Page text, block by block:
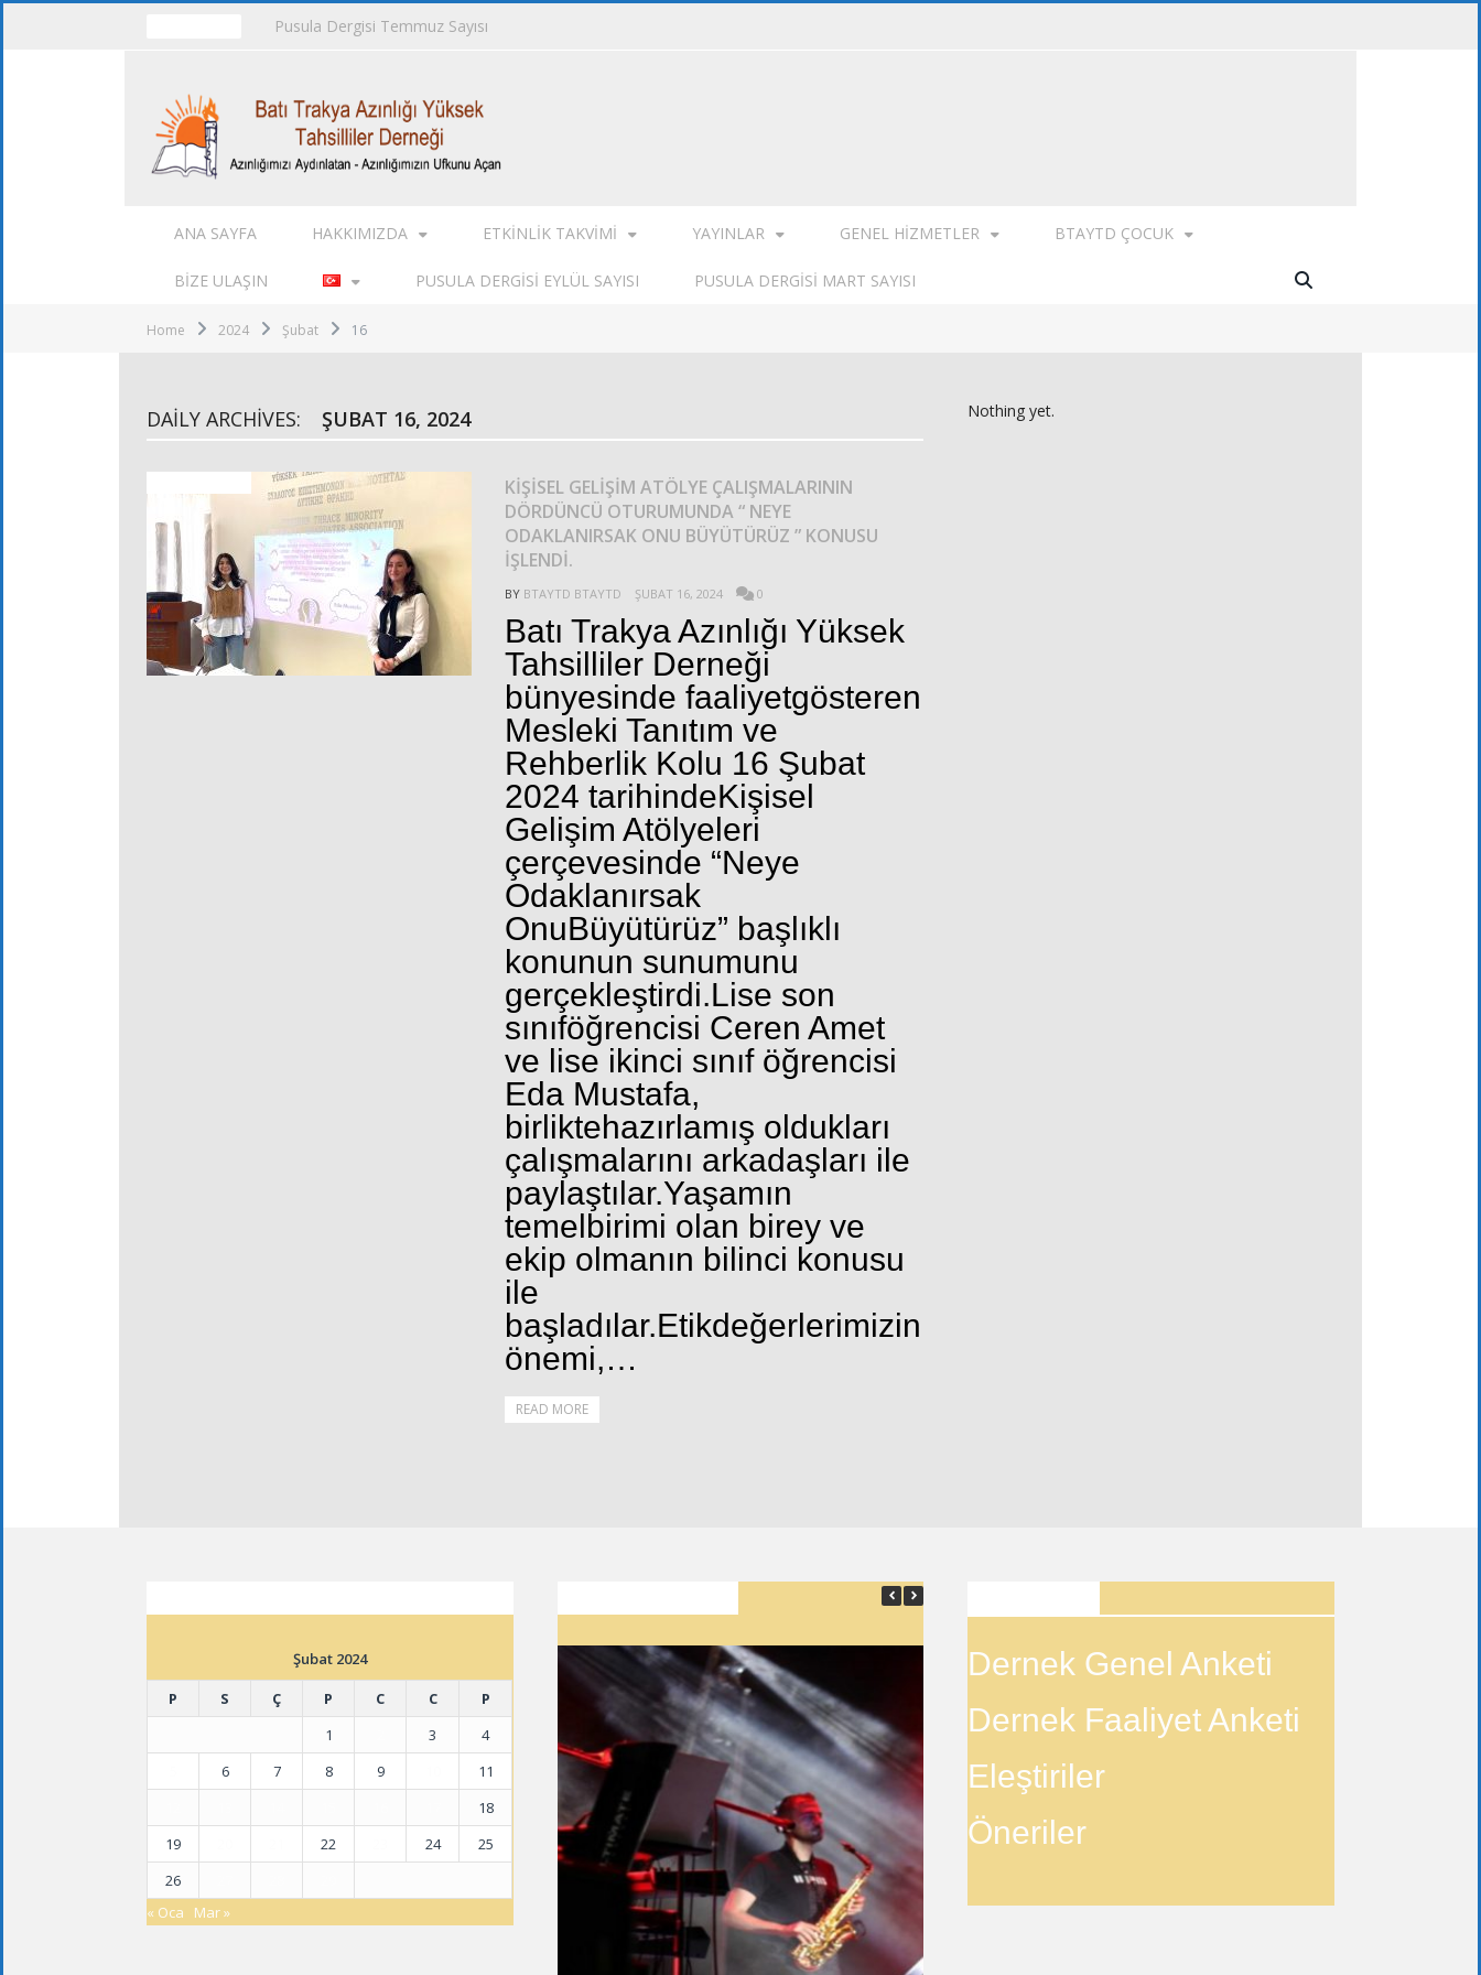
Pusula Dergisi Temmuz Sayısı
ANA SAYFA HAKKIMIZDA ETKINLIK TAKVIMI YAYINLAR GENEL HIZMETLER BTAYTD ÇOCUK
BIZE ULAŞIN PUSULA DERGISI EYLÜL SAYISI PUSULA DERGISI MART SAYISI
Home 2024 Şubat 16
DAILY ARCHIVES: ŞUBAT 16, 2024
KİŞİSEL GELİŞİM ATÖLYE ÇALIŞMALARININ
DÖRDÜNCÜ OTURUMUNDA “ NEYE
ODAKLANIRSAK ONU BÜYÜTÜRÜZ ” KONUSU
İŞLENDİ.
BY BTAYTD BTAYTD ŞUBAT 16, 2024 0
Batı Trakya Azınlığı Yüksek
Tahsilliler Derneği
bünyesinde faaliyetgösteren
Mesleki Tanıtım ve
Rehberlik Kolu 16 Şubat
2024 tarihindeKişisel
Gelişim Atölyeleri
çerçevesinde “Neye
Odaklanırsak
OnuBüyütürüz” başlıklı
konunun sunumunu
gerçekleştirdi.Lise son
sınıföğrencisi Ceren Amet
ve lise ikinci sınıf öğrencisi
Eda Mustafa,
birliktehazırlamış oldukları
çalışmalarını arkadaşları ile
paylaştılar.Yaşamın
temelbirimi olan birey ve
ekip olmanın bilinci konusu
ile
başladılar.Etikdeğerlerimizin
önemi,…
READ MORE
Nothing yet.
Şubat 2024
P
S Ç P C C
P
1
3
4
6 7 8 9
11
18
19
22 24
25
26
« Oca
Mar »
Dernek Genel Anketi
Dernek Faaliyet Anketi
Eleştiriler
Öneriler